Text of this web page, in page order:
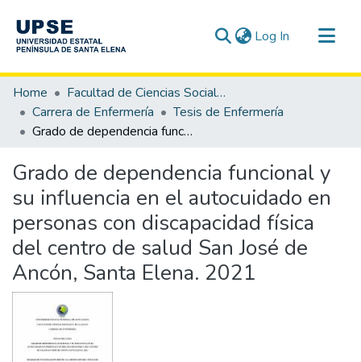
Log In (current)
Communities & Collections
All of DSpace
Statistics
Home
Facultad de Ciencias Sociales y de la Salud
Carrera de Enfermería
Tesis de Enfermería
Grado de dependencia funcional y su influencia en el autocuidado en personas con discapacidad física del centro de salud San José de Ancón, Santa Elena. 2021
Grado de dependencia funcional y
su influencia en el autocuidado en
personas con discapacidad física
del centro de salud San José de
Ancón, Santa Elena. 2021